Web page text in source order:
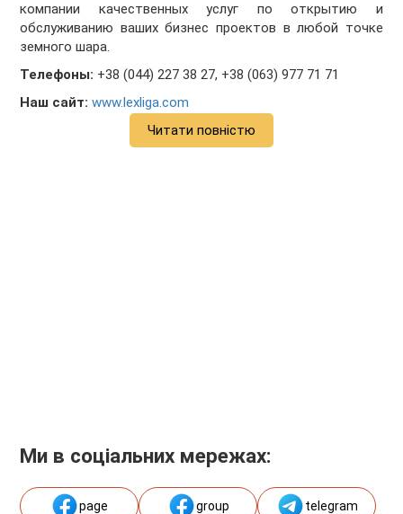
компании качественных услуг по открытию и
обслуживанию ваших бизнес проектов в любой точке
земного шара.
Телефоны: +38 (044) 227 38 27, +38 (063) 977 71 71
Наш сайт:www.lexliga.com
Читати повністю
Ми в соціальних мережах:
page group telegram